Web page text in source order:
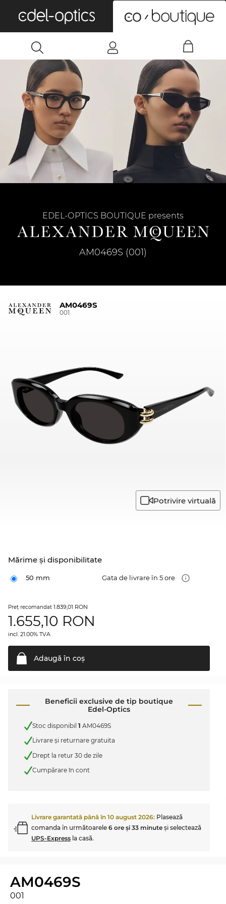
AM0469S (001)
EDEL-OPTICS BOUTIQUE presents
AM0469S
001
Potrivire virtuală
Mărime şi disponibilitate
50 mm Gata de livrare în 5 ore
Preţ recomandat 1.839,01 RON
1.655,10 RON
incl. 21.00% TVA
Adaugă în coş
Beneficii exclusive de tip boutique
Edel-Optics
Stoc disponibil 1 AM0469S
Livrare şi returnare gratuita
Drept la retur 30 de zile
Cumpărare în cont
Livrare garantată până în 10 august 2026: Plasează
comanda în următoarele 6 ore şi 33 minute şi selectează
UPS-Express la casă.
AM0469S
001